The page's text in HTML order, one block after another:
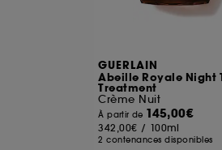
GUERLAIN
Abeille Royale Night
Treatment
Crème Nuit
À partir de 145,00€
342,00€ / 100ml
2 contenances disponibles